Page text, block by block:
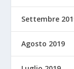
Settembre
Agosto 2019